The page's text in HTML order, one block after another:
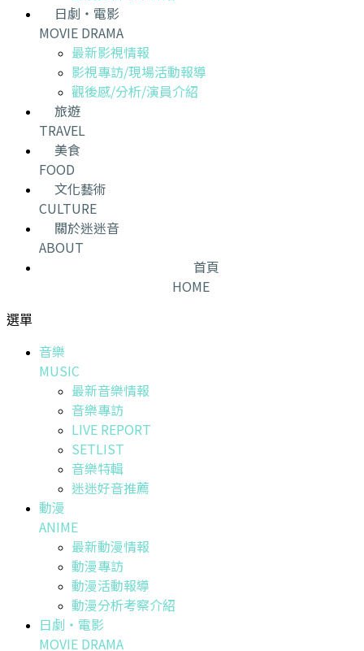
日劇・電影
MOVIE DRAMA
最新影視情報
影視專訪/現場活動報導
觀後感/分析/演員介紹
旅遊
TRAVEL
美食
FOOD
文化藝術
CULTURE
關於迷迷音
ABOUT
首頁
HOME
選單
音樂
MUSIC
最新音樂情報
音樂專訪
LIVE REPORT
SETLIST
音樂特輯
迷迷好音推薦
動漫
ANIME
最新動漫情報
動漫專訪
動漫活動報導
動漫分析考察介紹
日劇・電影
MOVIE DRAMA